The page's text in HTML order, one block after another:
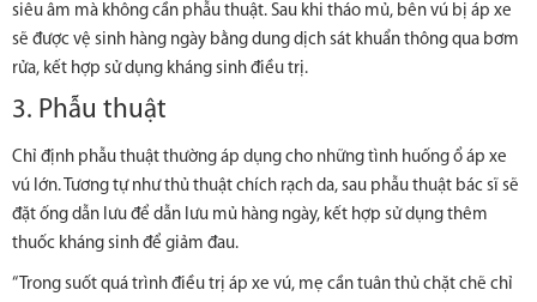
siêu âm mà không cần phẫu thuật. Sau khi tháo mủ, bên vú bị áp xe
sẽ được vệ sinh hàng ngày bằng dung dịch sát khuẩn thông qua bơm
rửa, kết hợp sử dụng kháng sinh điều trị.
3. Phẫu thuật
Chỉ định phẫu thuật thường áp dụng cho những tình huống ổ áp xe
vú lớn. Tương tự như thủ thuật chích rạch da, sau phẫu thuật bác sĩ sẽ
đặt ống dẫn lưu để dẫn lưu mủ hàng ngày, kết hợp sử dụng thêm
thuốc kháng sinh để giảm đau.
“Trong suốt quá trình điều trị áp xe vú, mẹ cần tuân thủ chặt chẽ chỉ